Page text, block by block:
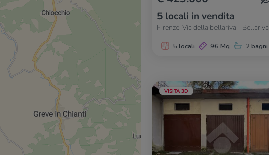
5 locali in vendita
Firenze, Via della bellariva - Bellariva
5 locali 96 Mq 2 bagni
VISITA 3D